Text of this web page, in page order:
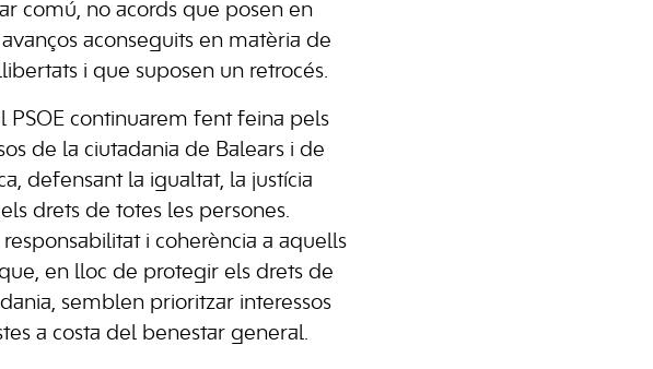
comú, no acords que posen en
avanços aconseguits en matèria de
i que suposen un retrocés.
PSOE continuarem fent feina pels
de la ciutadania de Balears i de
defensant la igualtat, la justícia
drets de totes les persones.
responsabilitat i coherència a aquells
en lloc de protegir els drets de
semblen prioritzar interessos
a costa del benestar general.